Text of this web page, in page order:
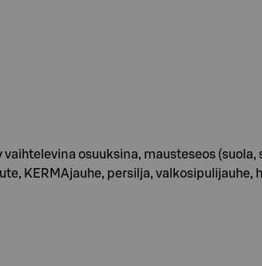
osuuksina, mausteseos
KERMAjauhe, persilja,